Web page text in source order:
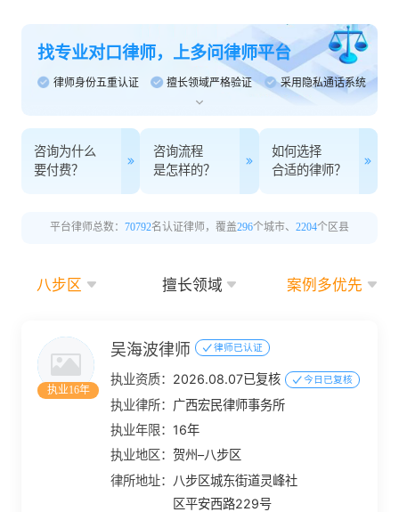
找专业对口律师，上多问律师平台
律师身份五重认证 擅长领域严格验证 采用隐私通话系统
咨询为什么
要付费？
咨询流程
是怎样的？
如何选择
合适的律师？
平台律师总数： 70792名认证律师，覆盖296个城市、 2204个区县
八步区 擅长领域 案例多优先
执业16年
吴海波律师 律师已认证
执业资质： 2026.08.07已复核 今日已复核
执业律所： 广西宏民律师事务所
执业年限： 16年
执业地区：贺州–八步区
律所地址： 八步区城东街道灵峰社
区平安西路229号